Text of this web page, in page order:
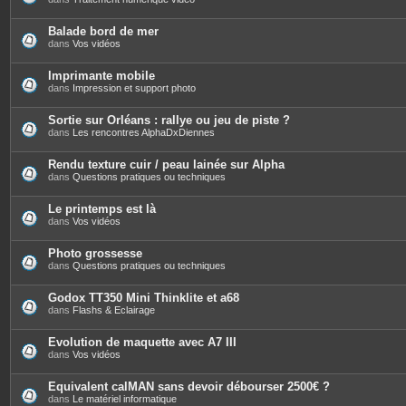
t
Balade bord de mer
dans Vos vidéos
Imprimante mobile
dans Impression et support photo
Sortie sur Orléans : rallye ou jeu de piste ?
dans Les rencontres AlphaDxDiennes
Rendu texture cuir / peau lainée sur Alpha
dans Questions pratiques ou techniques
Le printemps est là
dans Vos vidéos
Photo grossesse
dans Questions pratiques ou techniques
Godox TT350 Mini Thinklite et a68
dans Flashs & Eclairage
Evolution de maquette avec A7 III
dans Vos vidéos
Equivalent calMAN sans devoir débourser 2500€ ?
dans Le matériel informatique